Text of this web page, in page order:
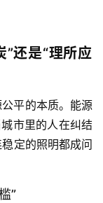
”还是“理所应
平的本质。能源
市里的人在纠结
定的照明都成问
”